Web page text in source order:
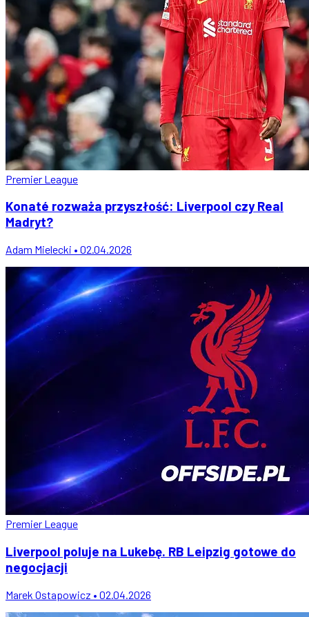
Premier League
Konaté rozważa przyszłość: Liverpool czy Real
Madryt?
Adam Mielecki • 02.04.2026
Premier League
Liverpool poluje na Lukebę. RB Leipzig gotowe do
negocjacji
Marek Ostapowicz • 02.04.2026